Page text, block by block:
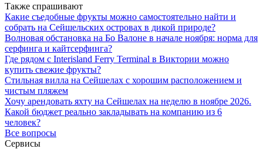
Также спрашивают
Какие съедобные фрукты можно самостоятельно найти и
собрать на Сейшельских островах в дикой природе?
Волновая обстановка на Бо Валоне в начале ноября: норма для
серфинга и кайтсерфинга?
Где рядом с Interisland Ferry Terminal в Виктории можно
купить свежие фрукты?
Стильная вилла на Сейшелах с хорошим расположением и
чистым пляжем
Хочу арендовать яхту на Сейшелах на неделю в ноябре 2026.
Какой бюджет реально закладывать на компанию из 6
человек?
Все вопросы
Сервисы